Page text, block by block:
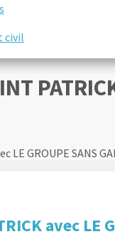
civil
LE GROUPE SANS
avec LE